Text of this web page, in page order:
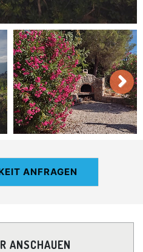
ANFRAGEN
ANSCHAUEN